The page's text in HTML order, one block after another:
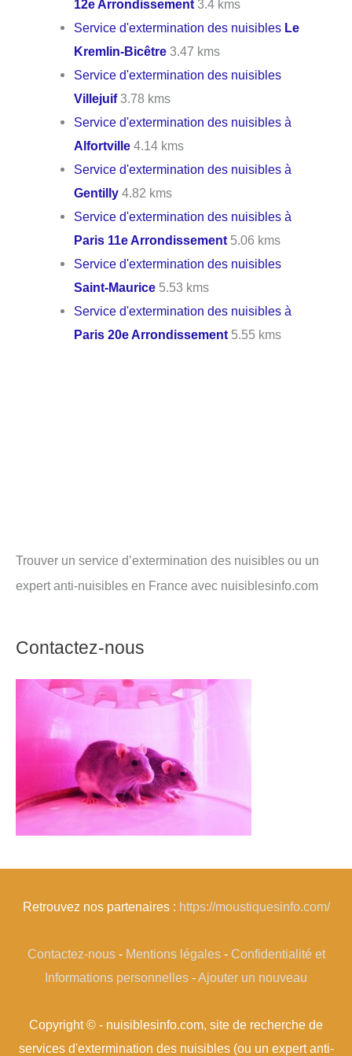
12e Arrondissement 3.4 kms
Service d'extermination des nuisibles Le
Kremlin-Bicêtre 3.47 kms
Service d'extermination des nuisibles
Villejuif3.78 kms
Service d'extermination des nuisibles à
Alfortville 4.14 kms
Service d'extermination des nuisibles à
Gentilly 4.82 kms
Service d'extermination des nuisibles à
Paris 11e Arrondissement 5.06 kms
Service d'extermination des nuisibles
Saint-Maurice 5.53 kms
Service d'extermination des nuisibles à
Paris 20e Arrondissement 5.55 kms
Trouver un service d’extermination des nuisibles ou un
expert anti-nuisibles en France avec nuisiblesinfo.com
Contactez-nous
Retrouvez nos partenaires : https://moustiquesinfo.com/
Contactez-nous- Mentions légales- Confidentialité et
Informations personnelles -Ajouter un nouveau
Copyright © - nuisiblesinfo.com, site de recherche de
services d'extermination des nuisibles (ou un expert anti-